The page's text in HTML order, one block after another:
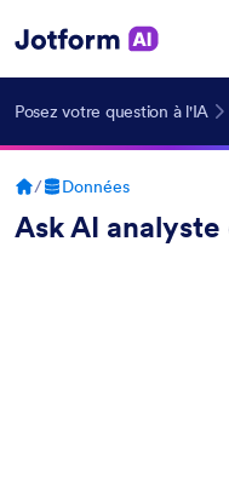
Posez votre question à l'IA
/ Données
Ask AI